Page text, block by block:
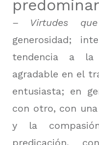
– Virtudes que
generosidad;
tendencia a la
agradable en el
entusiasta; en
con otro, con
y la